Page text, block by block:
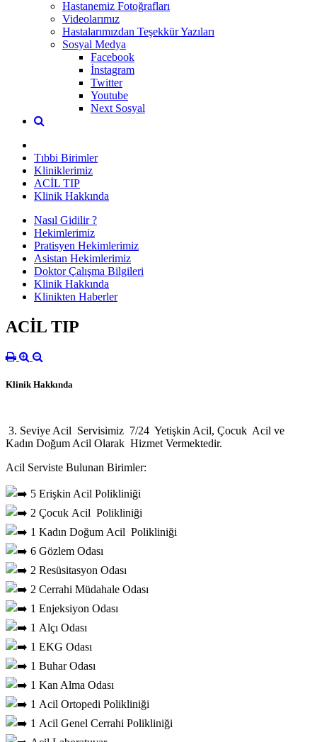
Hastanemiz Fotoğrafları
Videolarımız
Hastalarımızdan Teşekkür Yazıları
Sosyal Medya
Facebook
İnstagram
Twitter
Youtube
Next Sosyal
Tıbbi Birimler
Kliniklerimiz
ACİL TIP
Klinik Hakkında
Nasıl Gidilir ?
Hekimlerimiz
Pratisyen Hekimlerimiz
Asistan Hekimlerimiz
Doktor Çalışma Bilgileri
Klinik Hakkında
Klinikten Haberler
ACİL TIP
Klinik Hakkında
3. Seviye Acil Servisimiz 7/24 Yetişkin Acil, Çocuk Acil ve
Kadın Doğum Acil Olarak Hizmet Vermektedir.
Acil Serviste Bulunan Birimler:
5 Erişkin Acil Polikliniği
2 Çocuk Acil Polikliniği
1 Kadın Doğum Acil Polikliniği
6 Gözlem Odası
2 Resüsitasyon Odası
2 Cerrahi Müdahale Odası
1 Enjeksiyon Odası
1 Alçı Odası
1 EKG Odası
1 BuharOdası
1 Kan Alma Odası
1 Acil Ortopedi Polikliniği
1 Acil Genel Cerrahi Polikliniği